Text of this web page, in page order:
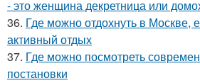
- это женщина декретница или
36. Где можно отдохнуть в Москве,
активный отдых
37. Где можно посмотреть
постановки